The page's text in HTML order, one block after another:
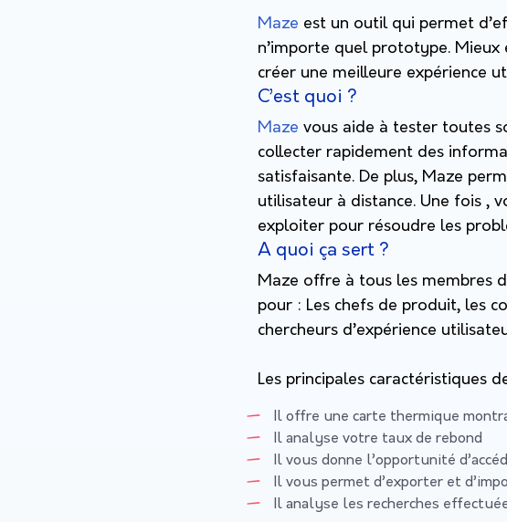
Maze est un outil qui permet
n’importe quel prototype.
créer une meilleure expérience
C’est quoi ?
Maze vous aide à tester toutes
collecter rapidement des
satisfaisante. De plus, Maze
utilisateur à distance. Une fois ,
exploiter pour résoudre les
A quoi ça sert ?
Maze offre à tous les membres
pour : Les chefs de produit, les
chercheurs d’expérience
Les principales caractéristiques
Il offre une carte thermique
Il analyse votre taux de rebond
Il vous donne l’opportunité
Il vous permet d’exporter et
Il analyse les recherches